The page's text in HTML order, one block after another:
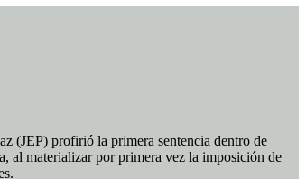
(JEP) profirió la primera sentencia dentro de
al materializar por primera vez la imposición de